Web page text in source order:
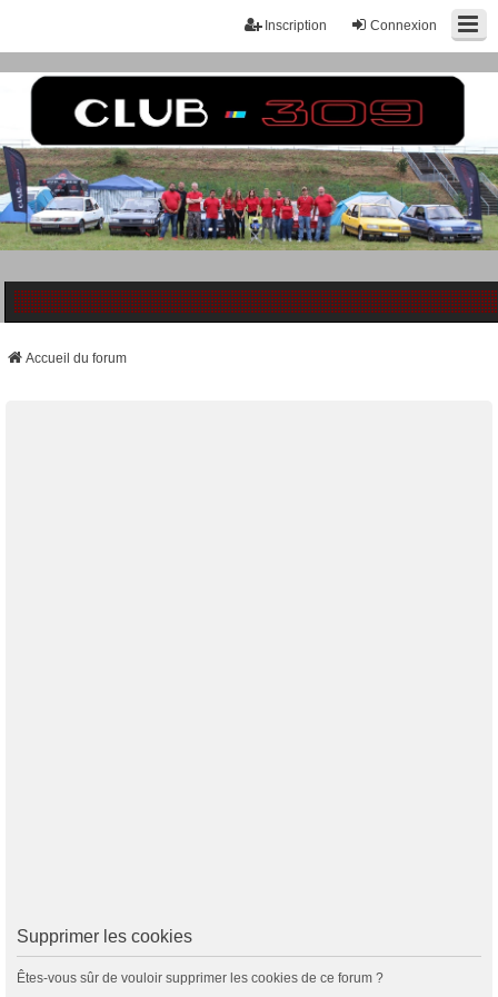
Connexion
Inscription
Accueil du forum
Supprimer les cookies
Êtes-vous sûr de vouloir supprimer les cookies de ce forum ?